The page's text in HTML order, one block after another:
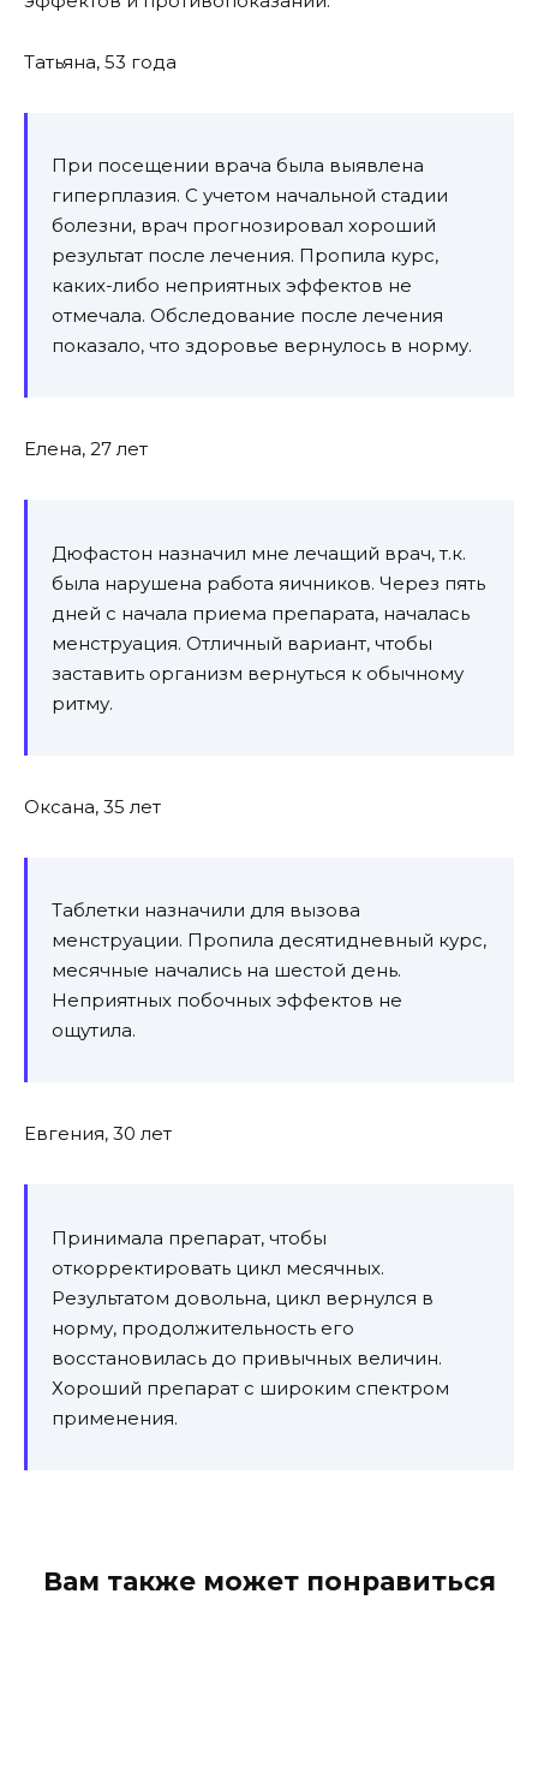
Татьяна, 53 года
При посещении врача была выявлена
гиперплазия. С учетом начальной стадии
болезни, врач прогнозировал хороший
результат после лечения. Пропила курс,
каких-либо неприятных эффектов не
отмечала. Обследование после лечения
показало, что здоровье вернулось в норму.
Елена, 27 лет
Дюфастон назначил мне лечащий врач, т.к.
была нарушена работа яичников. Через пять
дней с начала приема препарата, началась
менструация. Отличный вариант, чтобы
заставить организм вернуться к обычному
ритму.
Оксана, 35 лет
Таблетки назначили для вызова
менструации. Пропила десятидневный курс,
месячные начались на шестой день.
Неприятных побочных эффектов не
ощутила.
Евгения, 30 лет
Принимала препарат, чтобы
откорректировать цикл месячных.
Результатом довольна, цикл вернулся в
норму, продолжительность его
восстановилась до привычных величин.
Хороший препарат с широким спектром
применения.
Вам также может понравиться